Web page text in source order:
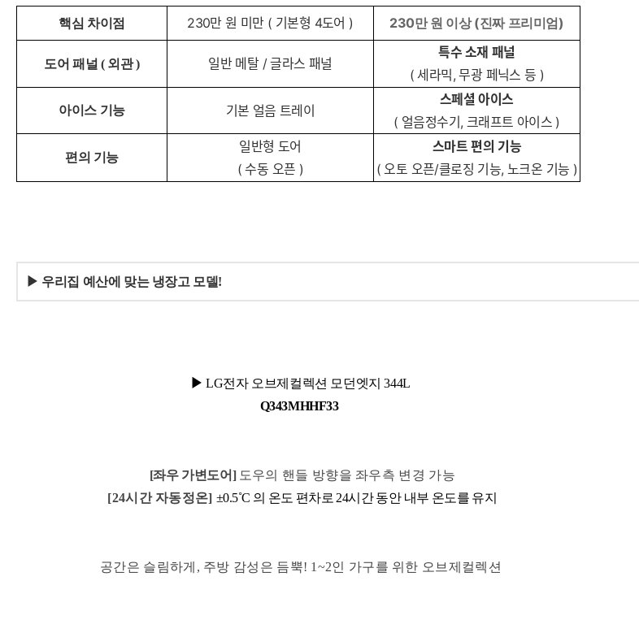
핵심 차이점 230만 원 미만 ( 기본형 4도어 ) 230만 원 이상 (진짜 프리미엄)
도어 패널 ( 외관 ) 일반 메탈 / 글라스 패널
특수 소재 패널
( 세라믹, 무광 페닉스 등 )
아이스 기능 기본 얼음 트레이
스페셜 아이스
( 얼음정수기, 크래프트 아이스 )
편의 기능
일반형 도어
( 수동 오픈 )
스마트 편의 기능
( 오토 오픈/클로징 기능, 노크온 기능 )
▶ 우리집 예산에 맞는 냉장고 모델!
▶LG전자 오브제컬렉션 모던엣지 344L
Q343MHHF33
[좌우 가변도어] 도우의 핸들 방향을 좌우측 변경 가능
[24시간 자동정온] ±0.5˚C 의 온도 편차로 24시간 동안 내부 온도를 유지
공간은 슬림하게, 주방 감성은 듬뿍! 1~2인 가구를 위한 오브제컬렉션